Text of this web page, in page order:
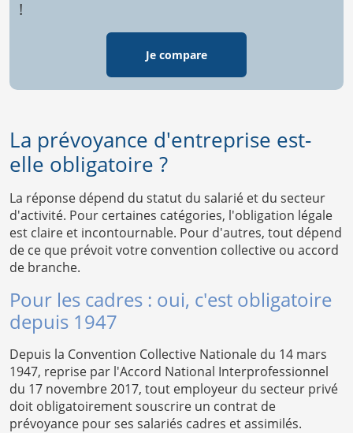
!
Je compare
La prévoyance d'entreprise est-
elle obligatoire ?
La réponse dépend du statut du salarié et du secteur
d'activité. Pour certaines catégories, l'obligation légale
est claire et incontournable. Pour d'autres, tout dépend
de ce que prévoit votre convention collective ou accord
de branche.
Pour les cadres : oui, c'est obligatoire
depuis 1947
Depuis la Convention Collective Nationale du 14 mars
1947, reprise par l'Accord National Interprofessionnel
du 17 novembre 2017, tout employeur du secteur privé
doit obligatoirement souscrire un contrat de
prévoyance pour ses salariés cadres et assimilés.